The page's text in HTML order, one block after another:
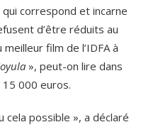
correspond et incarne
d’être réduits au
film de l’IDFA à
», peut-on lire dans
000 euros.
cela possible », a déclaré